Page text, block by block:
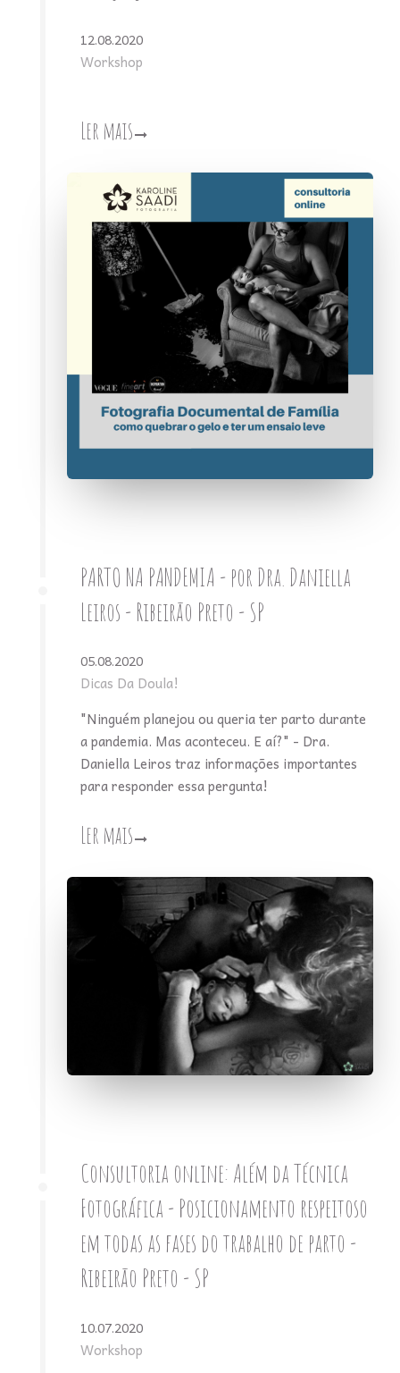
12.08.2020
Workshop
Ler mais
PARTO NA PANDEMIA - por Dra. Daniella
Leiros - Ribeirão Preto - SP
05.08.2020
Dicas Da Doula!
"Ninguém planejou ou queria ter parto durante
a pandemia. Mas aconteceu. E aí?" - Dra.
Daniella Leiros traz informações importantes
para responder essa pergunta!
Ler mais
Consultoria online: Além da Técnica
Fotográfica - Posicionamento respeitoso
em todas as fases do trabalho de parto -
Ribeirão Preto - SP
10.07.2020
Workshop